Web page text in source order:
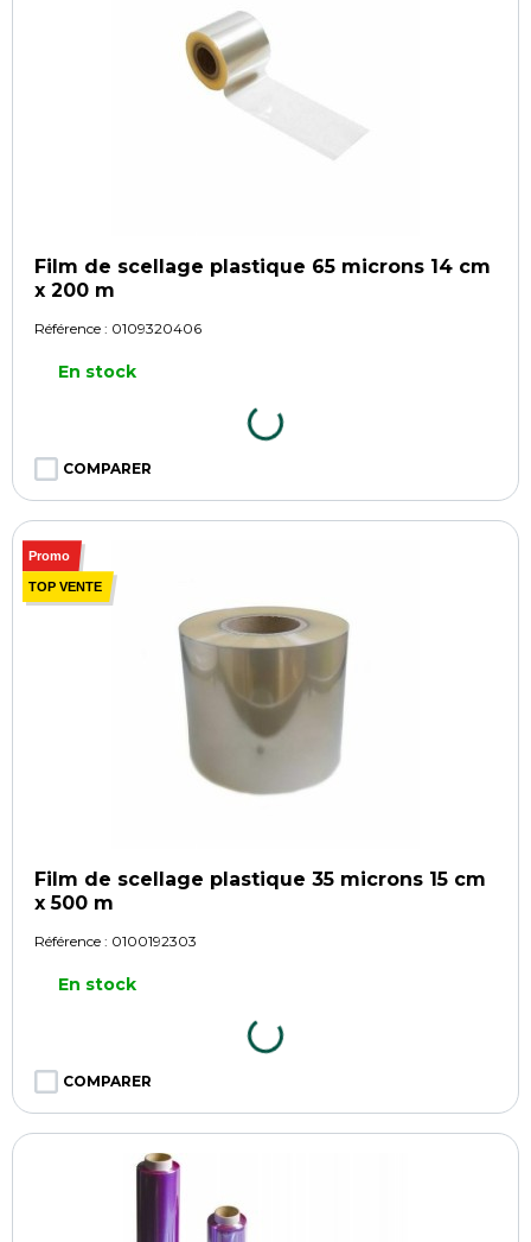
Film de scellage plastique 65 microns 14 cm
x 200 m
Référence : 0109320406
En stock
COMPARER
Promo
TOP VENTE
Film de scellage plastique 35 microns 15 cm
x 500 m
Référence : 0100192303
En stock
COMPARER